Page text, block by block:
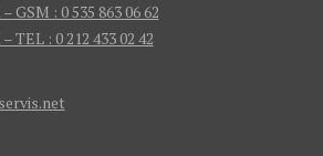
GSM : 0 535 863 06 62
TEL : 0 212 433 02 42